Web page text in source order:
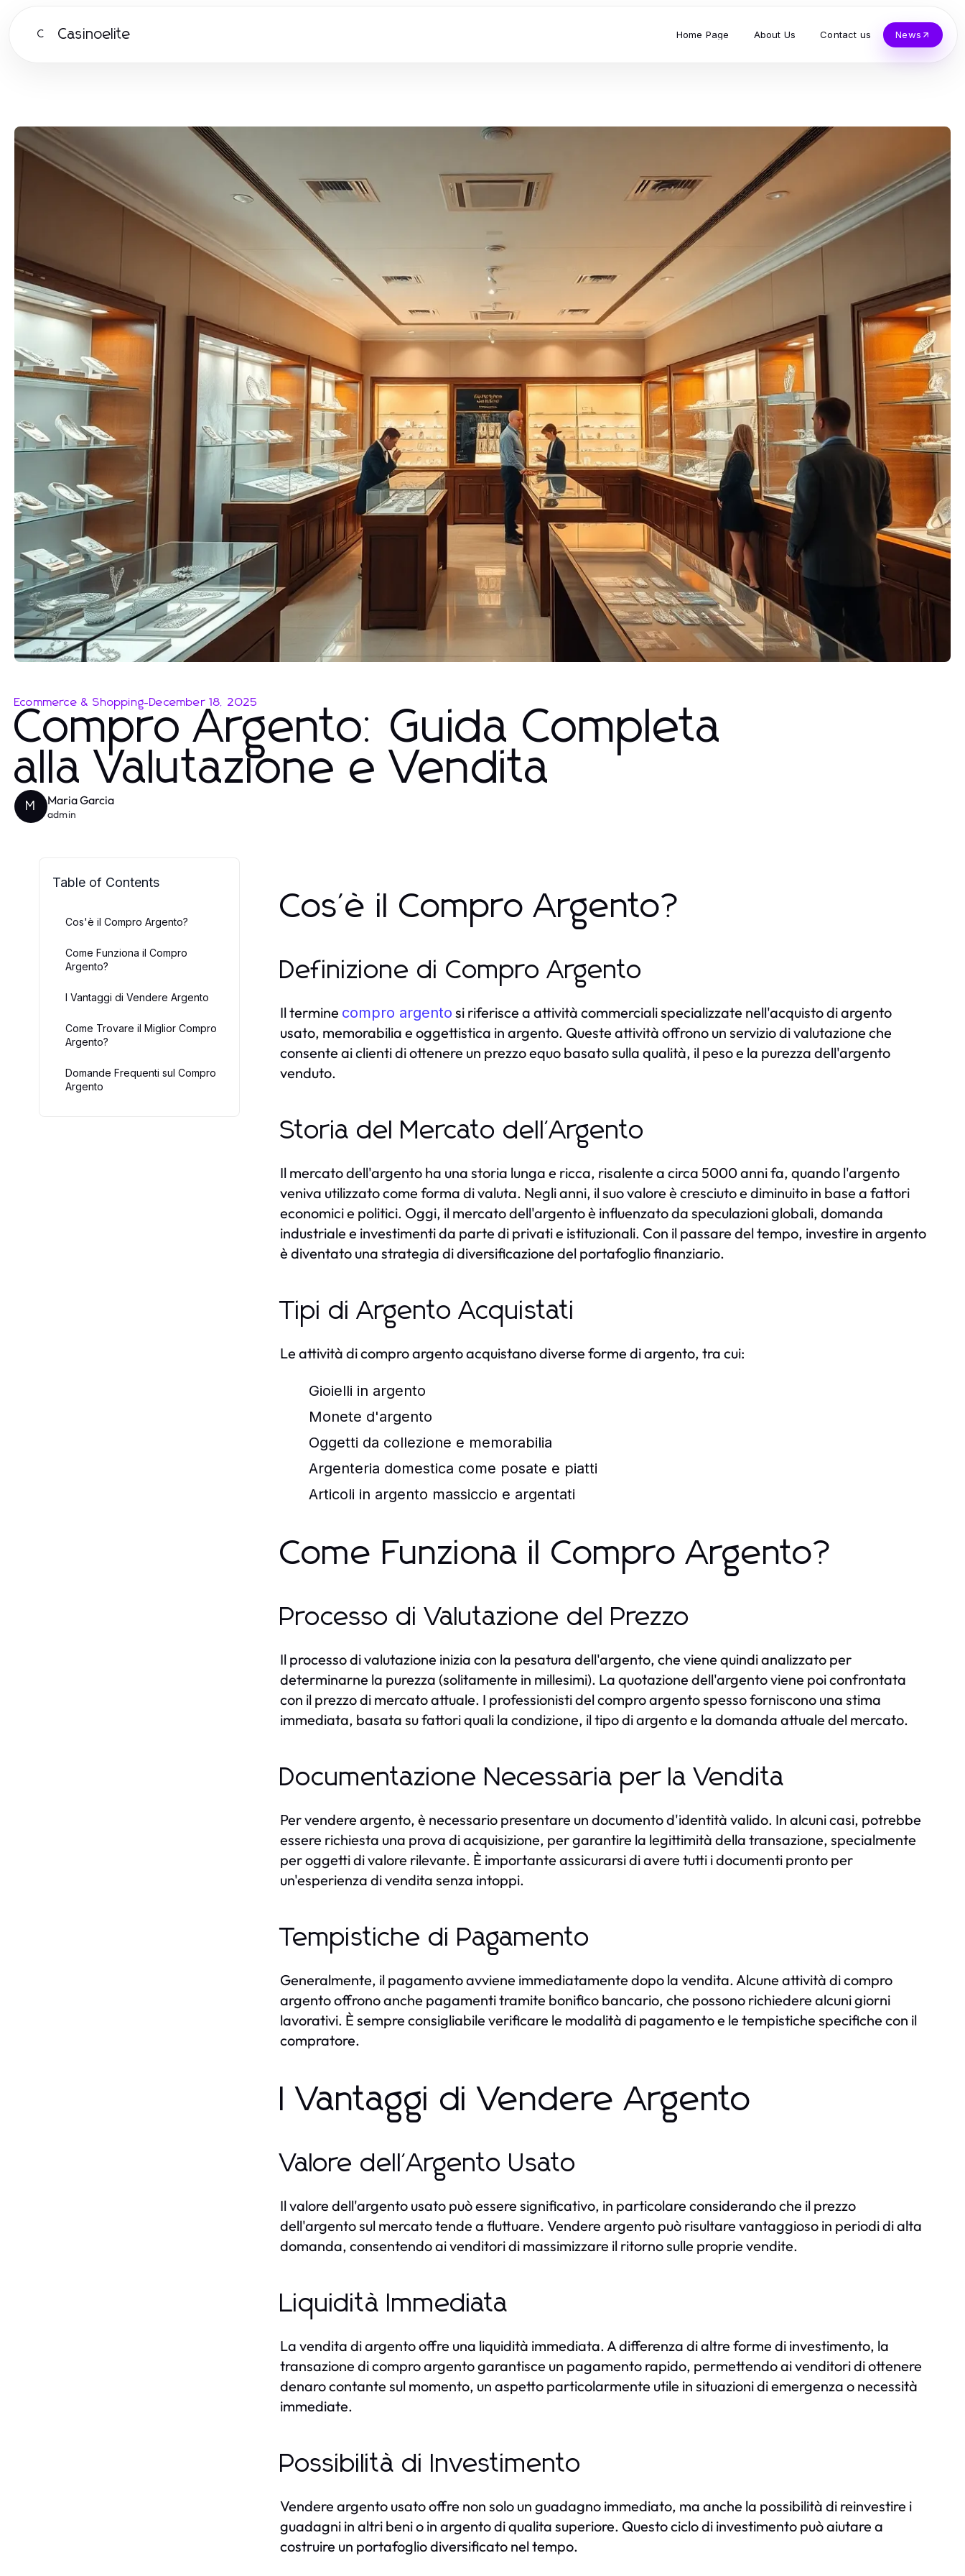
C Casinoelite Home Page About Us Contact us News
Ecommerce & Shopping-December 18, 2025
Compro Argento: Guida Completa
alla Valutazione e Vendita
M Maria Garcia
admin
Table of Contents
Cos'è il Compro Argento?
Come Funziona il Compro
Argento?
I Vantaggi di Vendere Argento
Come Trovare il Miglior Compro
Argento?
Domande Frequenti sul Compro
Argento
Cos'è il Compro Argento?
Definizione di Compro Argento
Il termine compro argento si riferisce a attività commerciali specializzate nell'acquisto di argento
usato, memorabilia e oggettistica in argento. Queste attività offrono un servizio di valutazione che
consente ai clienti di ottenere un prezzo equo basato sulla qualità, il peso e la purezza dell'argento
venduto.
Storia del Mercato dell'Argento
Il mercato dell'argento ha una storia lunga e ricca, risalente a circa 5000 anni fa, quando l'argento
veniva utilizzato come forma di valuta. Negli anni, il suo valore è cresciuto e diminuito in base a fattori
economici e politici. Oggi, il mercato dell'argento è influenzato da speculazioni globali, domanda
industriale e investimenti da parte di privati e istituzionali. Con il passare del tempo, investire in argento
è diventato una strategia di diversificazione del portafoglio finanziario.
Tipi di Argento Acquistati
Le attività di compro argento acquistano diverse forme di argento, tra cui:
Gioielli in argento
Monete d'argento
Oggetti da collezione e memorabilia
Argenteria domestica come posate e piatti
Articoli in argento massiccio e argentati
Come Funziona il Compro Argento?
Processo di Valutazione del Prezzo
Il processo di valutazione inizia con la pesatura dell'argento, che viene quindi analizzato per
determinarne la purezza (solitamente in millesimi). La quotazione dell'argento viene poi confrontata
con il prezzo di mercato attuale. I professionisti del compro argento spesso forniscono una stima
immediata, basata su fattori quali la condizione, il tipo di argento e la domanda attuale del mercato.
Documentazione Necessaria per la Vendita
Per vendere argento, è necessario presentare un documento d'identità valido. In alcuni casi, potrebbe
essere richiesta una prova di acquisizione, per garantire la legittimità della transazione, specialmente
per oggetti di valore rilevante. È importante assicurarsi di avere tutti i documenti pronto per
un'esperienza di vendita senza intoppi.
Tempistiche di Pagamento
Generalmente, il pagamento avviene immediatamente dopo la vendita. Alcune attività di compro
argento offrono anche pagamenti tramite bonifico bancario, che possono richiedere alcuni giorni
lavorativi. È sempre consigliabile verificare le modalità di pagamento e le tempistiche specifiche con il
compratore.
I Vantaggi di Vendere Argento
Valore dell'Argento Usato
Il valore dell'argento usato può essere significativo, in particolare considerando che il prezzo
dell'argento sul mercato tende a fluttuare. Vendere argento può risultare vantaggioso in periodi di alta
domanda, consentendo ai venditori di massimizzare il ritorno sulle proprie vendite.
Liquidità Immediata
La vendita di argento offre una liquidità immediata. A differenza di altre forme di investimento, la
transazione di compro argento garantisce un pagamento rapido, permettendo ai venditori di ottenere
denaro contante sul momento, un aspetto particolarmente utile in situazioni di emergenza o necessità
immediate.
Possibilità di Investimento
Vendere argento usato offre non solo un guadagno immediato, ma anche la possibilità di reinvestire i
guadagni in altri beni o in argento di qualita superiore. Questo ciclo di investimento può aiutare a
costruire un portafoglio diversificato nel tempo.